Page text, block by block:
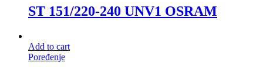
ST 151/220-240 UNV1 OSRAM
Add to cart
Poređenje